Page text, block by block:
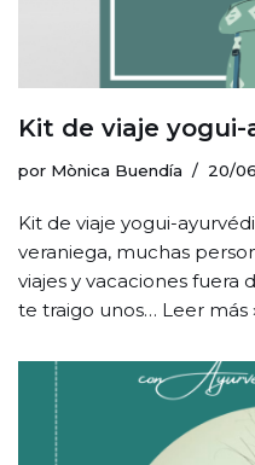
Kit de viaje
por Mònica Buendía 20/
Kit de viaje yogui-
veraniega, muchas
viajes y vacaciones fuera
te traigo unos… Leer más